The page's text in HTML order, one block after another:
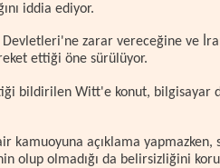
iddia ediyor.
zarar vereceğine ve
ettiği öne sürülüyor.
bildirilen Witt'e konut, bilgisayar
kamuoyuna açıklama yapmazken,
olup olmadığı da belirsizliğini